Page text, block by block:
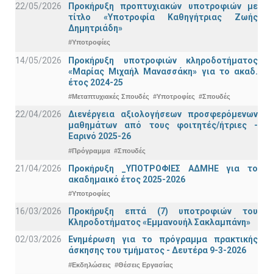
22/05/2026
Προκήρυξη προπτυχιακών υποτροφιών με
τίτλο «Υποτροφία Καθηγήτριας Ζωής
Δημητριάδη»
#Υποτροφίες
14/05/2026
Προκήρυξη υποτροφιών κληροδοτήματος
«Μαρίας Μιχαήλ Μανασσάκη» για το ακαδ.
έτος 2024-25
#Μεταπτυχιακές Σπουδές #Υποτροφίες #Σπουδές
22/04/2026
Διενέργεια αξιολογήσεων προσφερόμενων
μαθημάτων από τους φοιτητές/ήτριες -
Εαρινό 2025-26
#Πρόγραμμα #Σπουδές
21/04/2026
Προκήρυξη _ΥΠΟΤΡΟΦΙΕΣ ΑΔΜΗΕ για το
ακαδημαικό έτος 2025-2026
#Υποτροφίες
16/03/2026
Προκήρυξη επτά (7) υποτροφιών του
Κληροδοτήματος «Εμμανουήλ Σακλαμπάνη»
02/03/2026
Ενημέρωση για το πρόγραμμα πρακτικής
άσκησης του τμήματος - Δευτέρα 9-3-2026
#Εκδηλώσεις #Θέσεις Εργασίας